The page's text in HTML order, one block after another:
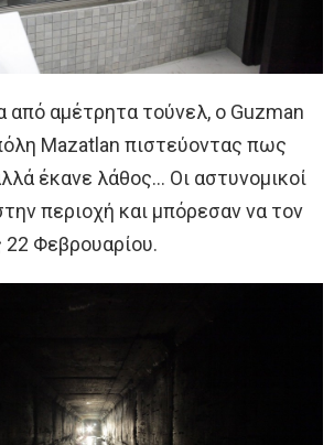
αμέτρητα τούνελ, ο Guzman
Mazatlan πιστεύοντας πως
έκανε λάθος… Οι αστυνομικοί
περιοχή και μπόρεσαν να τον
22 Φεβρουαρίου.